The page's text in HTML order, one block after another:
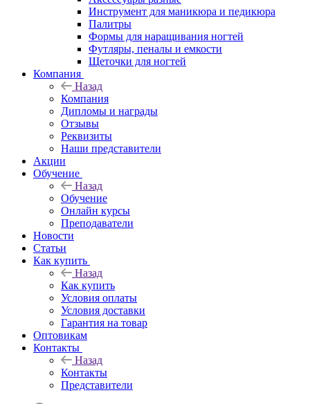
Инструмент для маникюра и педикюра
Палитры
Формы для наращивания ногтей
Футляры, пеналы и емкости
Щеточки для ногтей
Компания
Назад
Компания
Дипломы и награды
Отзывы
Реквизиты
Наши представители
Акции
Обучение
Назад
Обучение
Онлайн курсы
Преподаватели
Новости
Статьи
Как купить
Назад
Как купить
Условия оплаты
Условия доставки
Гарантия на товар
Оптовикам
Контакты
Назад
Контакты
Представители